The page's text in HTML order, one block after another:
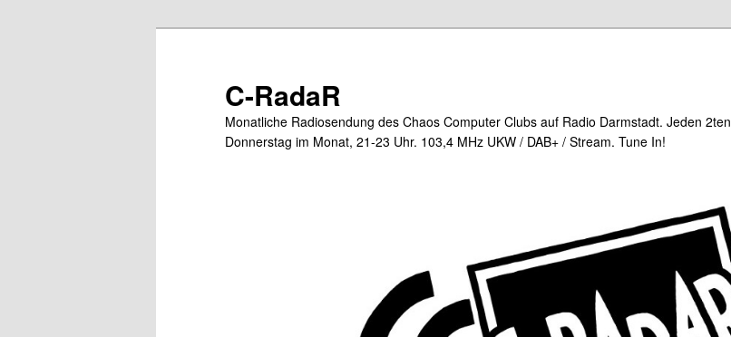
C-RadaR
Monatliche Radiosendung des Chaos Computer Clubs auf Radio Darmstadt. Jeden 2ten
Donnerstag im Monat, 21-23 Uhr. 103,4 MHz UKW / DAB+ / Stream. Tune In!